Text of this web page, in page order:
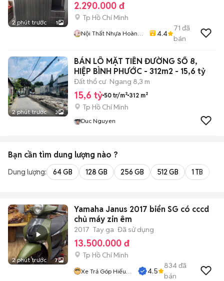
2 phút trước 1
2.290.000 đ
Tp Hồ Chí Minh
Nội Thất Nhựa Hoàng
4.4
71 đã
bán
2 phút trước 3
BÁN LÔ MẶT TIỀN ĐƯỜNG SỐ 8,
HIỆP BÌNH PHƯỚC - 312m2 - 15,6 tỷ
Đất thổ cư Ngang 8,3 m
15,6 tỷ 50 tr/m² 312 m²
Tp Hồ Chí Minh
Duc Nguyen
Bạn cần tìm dung lượng nào ?
Dung lượng: 64 GB 128 GB 256 GB 512 GB 1 TB
2 phút trước 7
Yamaha Janus 2017 biển SG có cccd
chủ máy zin êm
2017 Tay ga Đã sử dụng
13.500.000 đ
Tp Hồ Chí Minh
Xe Trả Góp Hiếu
4.5
834đã
bán